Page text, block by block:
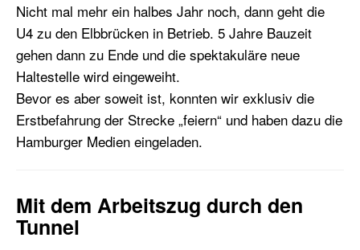
Nicht mal mehr ein halbes Jahr noch, dann geht die
U4 zu den Elbbrücken in Betrieb. 5 Jahre Bauzeit
gehen dann zu Ende und die spektakuläre neue
Haltestelle wird eingeweiht.
Bevor es aber soweit ist, konnten wir exklusiv die
Erstbefahrung der Strecke „feiern“ und haben dazu die
Hamburger Medien eingeladen.
Mit dem Arbeitszug durch den
Tunnel